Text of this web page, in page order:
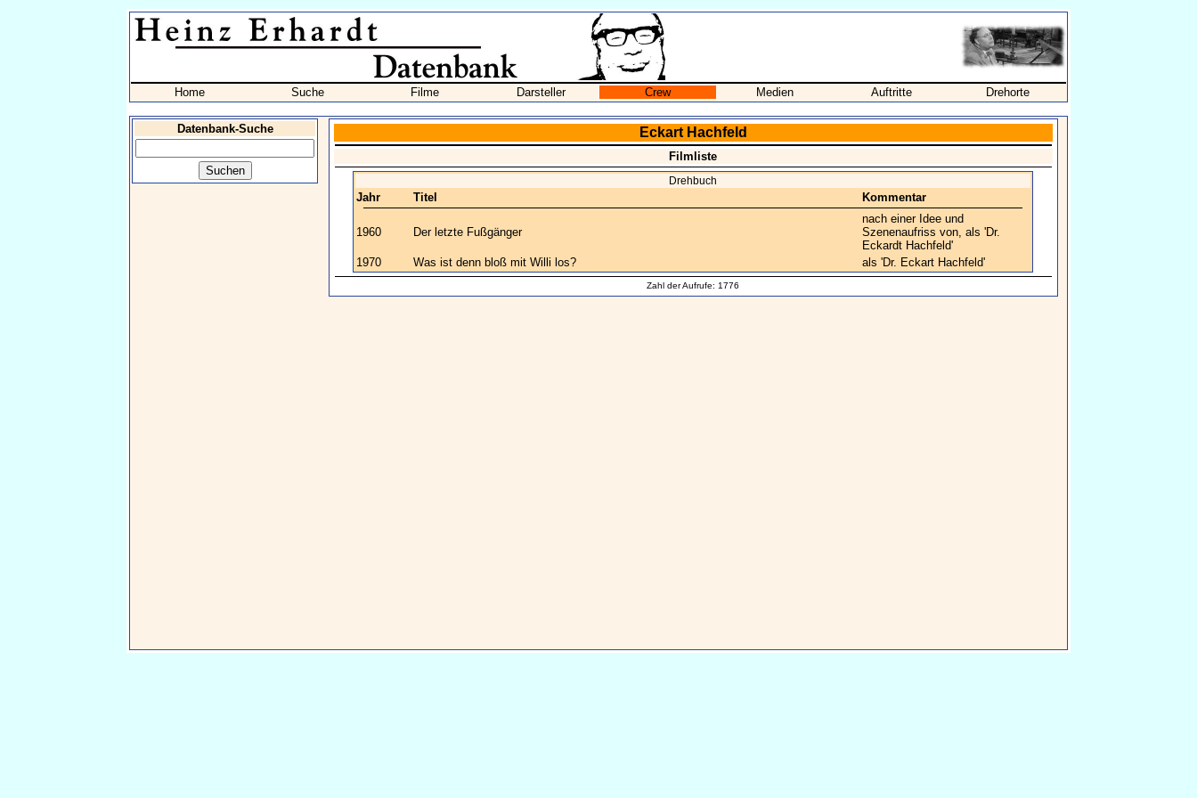
Home Suche Filme Darsteller Crew Medien Auftritte Drehorte
Datenbank-Suche Eckart Hachfeld
Filmliste
Drehbuch
Jahr Titel Kommentar
1960 Der letzte Fußgänger
nach einer Idee und
Szenenaufriss von, als 'Dr.
Eckardt Hachfeld'
1970
Was ist denn bloß mit Willi los? als 'Dr. Eckart Hachfeld'
Zahl der Aufrufe: 1776